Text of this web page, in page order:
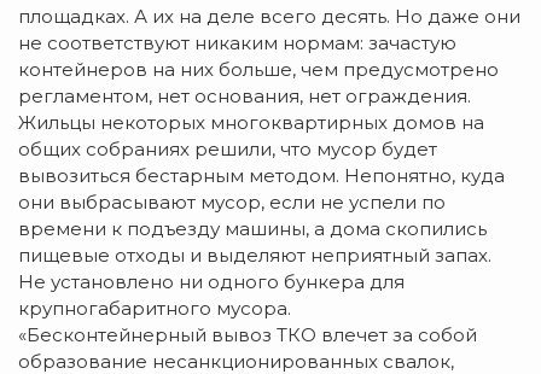
площадках. А их на деле всего десять. Но даже они
не соответствуют никаким нормам: зачастую
контейнеров на них больше, чем предусмотрено
регламентом, нет основания, нет ограждения.
Жильцы некоторых многоквартирных домов на
общих собраниях решили, что мусор будет
вывозиться бестарным методом. Непонятно, куда
они выбрасывают мусор, если не успели по
времени к подъезду машины, а дома скопились
пищевые отходы и выделяют неприятный запах.
Не установлено ни одного бункера для
крупногабаритного мусора.
«Бесконтейнерный вывоз ТКО влечет за собой
образование несанкционированных свалок,